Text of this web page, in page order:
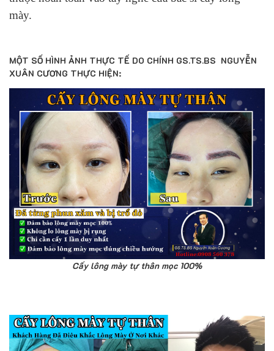
mày.
MỘT SỐ HÌNH ẢNH THỰC TẾ DO CHÍNH GS.TS.BS NGUYỄN
XUÂN CƯƠNG THỰC HIỆN:
Cấy lông mày tự thân mọc 100%